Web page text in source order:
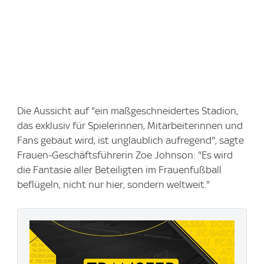
Die Aussicht auf "ein maßgeschneidertes Stadion,
das exklusiv für Spielerinnen, Mitarbeiterinnen und
Fans gebaut wird, ist unglaublich aufregend", sagte
Frauen-Geschäftsführerin Zoe Johnson: "Es wird
die Fantasie aller Beteiligten im Frauenfußball
beflügeln, nicht nur hier, sondern weltweit."